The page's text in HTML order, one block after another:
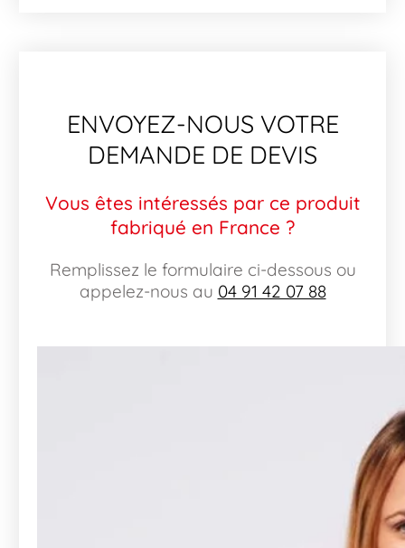
ENVOYEZ-NOUS VOTRE
DEMANDE DE DEVIS
Vous êtes intéressés par ce produit
fabriqué en France ?
Remplissez le formulaire ci-dessous ou
appelez-nous au 04 91 42 07 88